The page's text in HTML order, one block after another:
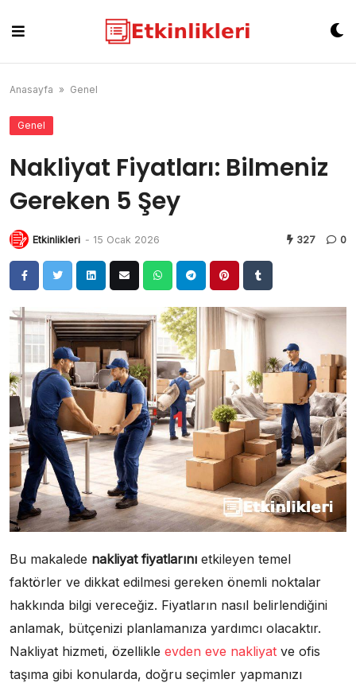
content
Anasayfa » Genel
Genel
Nakliyat Fiyatları: Bilmeniz
Gereken 5 Şey
Etkinlikleri - 15 Ocak 2026 327 0
Bu makalede nakliyat fiyatlarını etkileyen temel
faktörler ve dikkat edilmesi gereken önemli noktalar
hakkında bilgi vereceğiz. Fiyatların nasıl belirlendiğini
anlamak, bütçenizi planlamanıza yardımcı olacaktır.
Nakliyat hizmeti, özellikle evden eve nakliyat ve ofis
taşıma gibi konularda, doğru seçimler yapmanızı